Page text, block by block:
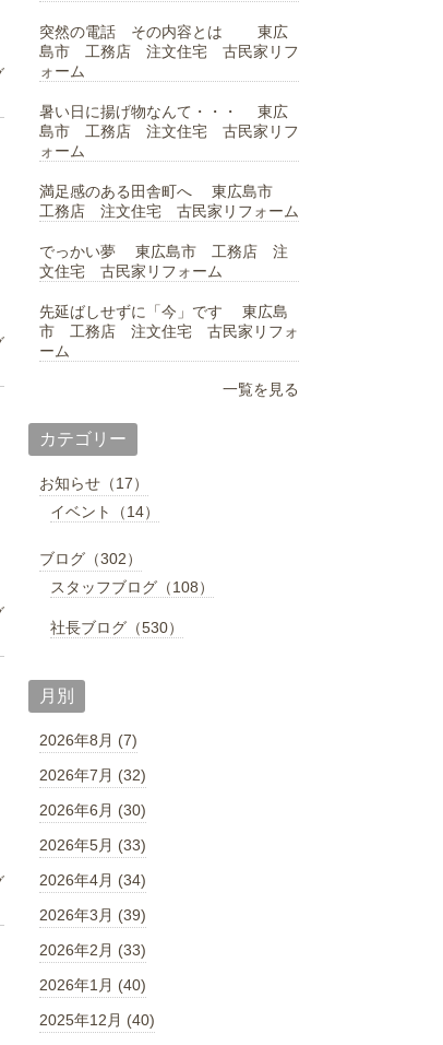
突然の電話 その内容とは 東広
島市 工務店 注文住宅 古民家リフ
ォーム
暑い日に揚げ物なんて・・・ 東広
島市 工務店 注文住宅 古民家リフ
ォーム
満足感のある田舎町へ 東広島市
工務店 注文住宅 古民家リフォーム
でっかい夢 東広島市 工務店 注
文住宅 古民家リフォーム
先延ばしせずに「今」です 東広島
市 工務店 注文住宅 古民家リフォ
ーム
一覧を見る
カテゴリー
お知らせ（17）
イベント（14）
ブログ（302）
スタッフブログ（108）
社長ブログ（530）
月別
2026年8月 (7)
2026年7月 (32)
2026年6月 (30)
2026年5月 (33)
2026年4月 (34)
2026年3月 (39)
2026年2月 (33)
2026年1月 (40)
2025年12月 (40)